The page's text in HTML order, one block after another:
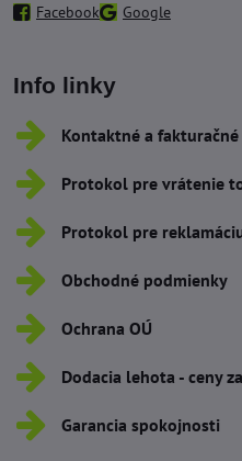
Facebook Google
Info linky
Kontaktné a
Protokol pre vrátenie
Protokol pre
Obchodné podmienky
Ochrana OÚ
Dodacia lehota - ceny
Garancia spokojnosti